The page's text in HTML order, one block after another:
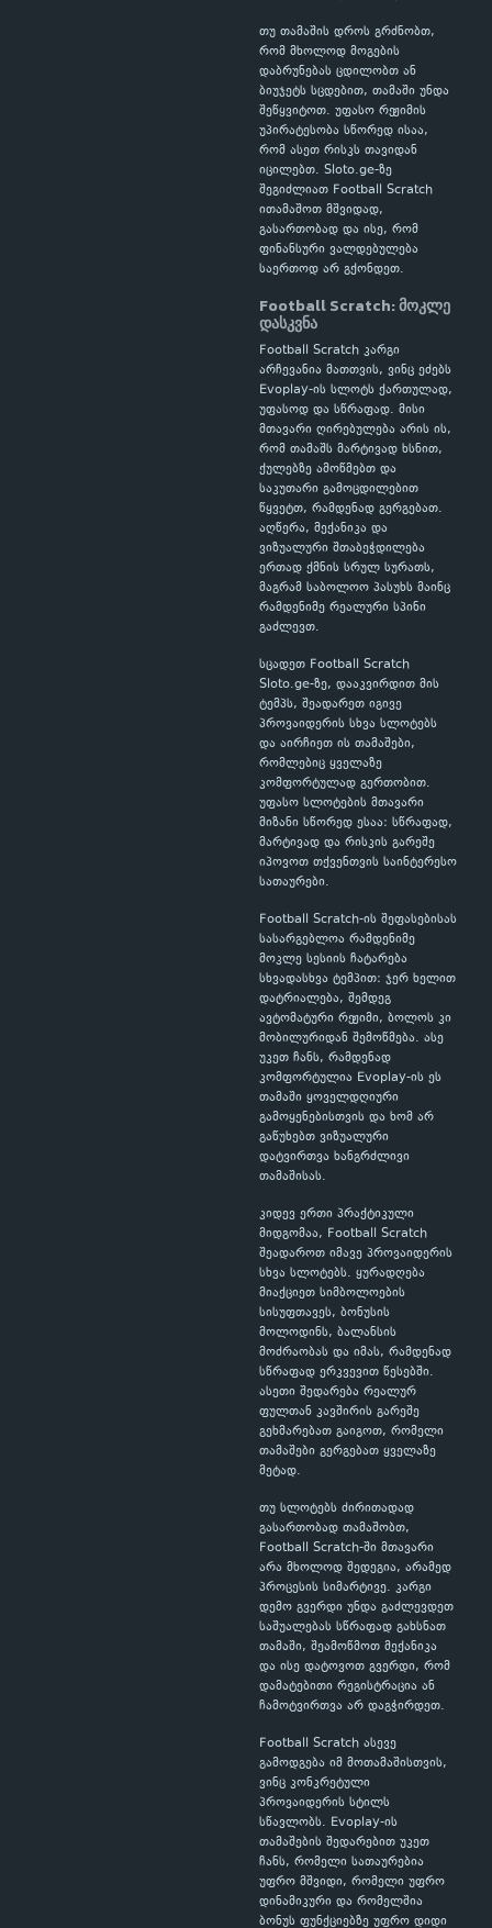
თუ თამაშის დროს გრძნობთ,
რომ მხოლოდ მოგების
დაბრუნებას ცდილობთ ან
ბიუჯეტს სცდებით, თამაში უნდა
შეწყვიტოთ. უფასო რეჟიმის
უპირატესობა სწორედ ისაა,
რომ ასეთ რისკს თავიდან
იცილებთ. Sloto.ge-ზე
შეგიძლიათ Football Scratch
ითამაშოთ მშვიდად,
გასართობად და ისე, რომ
ფინანსური ვალდებულება
საერთოდ არ გქონდეთ.
Football Scratch: მოკლე
დასკვნა
Football Scratch კარგი
არჩევანია მათთვის, ვინც ეძებს
Evoplay-ის სლოტს ქართულად,
უფასოდ და სწრაფად. მისი
მთავარი ღირებულება არის ის,
რომ თამაშს მარტივად ხსნით,
ქულებზე ამოწმებთ და
საკუთარი გამოცდილებით
წყვეტთ, რამდენად გერგებათ.
აღწერა, მექანიკა და
ვიზუალური შთაბეჭდილება
ერთად ქმნის სრულ სურათს,
მაგრამ საბოლოო პასუხს მაინც
რამდენიმე რეალური სპინი
გაძლევთ.
სცადეთ Football Scratch
Sloto.ge-ზე, დააკვირდით მის
ტემპს, შეადარეთ იგივე
პროვაიდერის სხვა სლოტებს
და აირჩიეთ ის თამაშები,
რომლებიც ყველაზე
კომფორტულად გერთობით.
უფასო სლოტების მთავარი
მიზანი სწორედ ესაა: სწრაფად,
მარტივად და რისკის გარეშე
იპოვოთ თქვენთვის საინტერესო
სათაურები.
Football Scratch-ის შეფასებისას
სასარგებლოა რამდენიმე
მოკლე სესიის ჩატარება
სხვადასხვა ტემპით: ჯერ ხელით
დატრიალება, შემდეგ
ავტომატური რეჟიმი, ბოლოს კი
მობილურიდან შემოწმება. ასე
უკეთ ჩანს, რამდენად
კომფორტულია Evoplay-ის ეს
თამაში ყოველდღიური
გამოყენებისთვის და ხომ არ
გაწუხებთ ვიზუალური
დატვირთვა ხანგრძლივი
თამაშისას.
კიდევ ერთი პრაქტიკული
მიდგომაა, Football Scratch
შეადაროთ იმავე პროვაიდერის
სხვა სლოტებს. ყურადღება
მიაქციეთ სიმბოლოების
სისუფთავეს, ბონუსის
მოლოდინს, ბალანსის
მოძრაობას და იმას, რამდენად
სწრაფად ერკვევით წესებში.
ასეთი შედარება რეალურ
ფულთან კავშირის გარეშე
გეხმარებათ გაიგოთ, რომელი
თამაშები გერგებათ ყველაზე
მეტად.
თუ სლოტებს ძირითადად
გასართობად თამაშობთ,
Football Scratch-ში მთავარი
არა მხოლოდ შედეგია, არამედ
პროცესის სიმარტივე. კარგი
დემო გვერდი უნდა გაძლევდეთ
საშუალებას სწრაფად გახსნათ
თამაში, შეამოწმოთ მექანიკა
და ისე დატოვოთ გვერდი, რომ
დამატებითი რეგისტრაცია ან
ჩამოტვირთვა არ დაგჭირდეთ.
Football Scratch ასევე
გამოდგება იმ მოთამაშისთვის,
ვინც კონკრეტული
პროვაიდერის სტილს
სწავლობს. Evoplay-ის
თამაშების შედარებით უკეთ
ჩანს, რომელი სათაურებია
უფრო მშვიდი, რომელი უფრო
დინამიკური და რომელშია
ბონუს ფუნქციებზე უფრო დიდი